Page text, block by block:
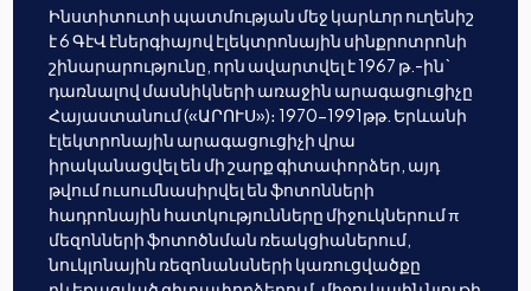
Ինստիտուտի պատմության մեջ կարևոր ուղենիշ
է 6 ԳէՎ էներգիայով էլեկտրոնային սինքրոտրոնի
շինարարությունը, որն ավարտվել է 1967 թ.-ին`
դառնալով մասնիկների առաջին արագացուցիչը
Հայաստանում («ԱՐՈՒՍ»)։ 1970-1991թթ. Երևանի
էլեկտրոնային արագացուցիչի վրա
իրականացվել են մի շարք գիտափորձեր, այդ
թվում ուսումնասիրվել են ֆոտոնների
հադրոնային հատկությունները միջուկներում π
մեզոնների ֆոտոծնման ռեակցիաներում,
նուկլոնային ռեզոնանսների կառուցվածքը